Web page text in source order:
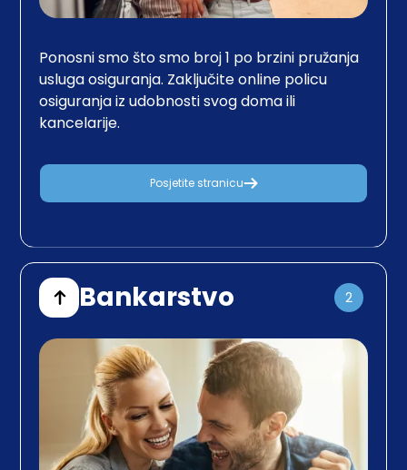
Ponosni smo što smo broj 1 po brzini pružanja
usluga osiguranja. Zaključite online policu
osiguranja iz udobnosti svog doma ili
kancelarije.
Posjetite stranicu
Bankarstvo 2